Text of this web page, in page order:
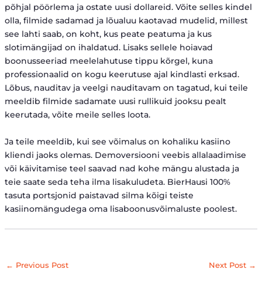
põhjal pöörlema ​​ja ostate uusi dollareid. Võite selles kindel
olla, filmide sadamad ja lõualuu kaotavad mudelid, millest
see lahti saab, on koht, kus peate peatuma ja kus
slotimängijad on ihaldatud. Lisaks sellele hoiavad
boonusseeriad meelelahutuse tippu kõrgel, kuna
professionaalid on kogu keerutuse ajal kindlasti erksad.
Lõbus, nauditav ja veelgi nauditavam on tagatud, kui teile
meeldib filmide sadamate uusi rullikuid jooksu pealt
keerutada, võite meile selles loota.
Ja teile meeldib, kui see võimalus on kohaliku kasiino
kliendi jaoks olemas. Demoversiooni veebis allalaadimise
või käivitamise teel saavad nad kohe mängu alustada ja
teie saate seda teha ilma lisakuludeta. BierHausi 100%
tasuta portsjonid paistavad silma kõigi teiste
kasiinomängudega oma lisaboonusvõimaluste poolest.
← Previous Post Next Post →